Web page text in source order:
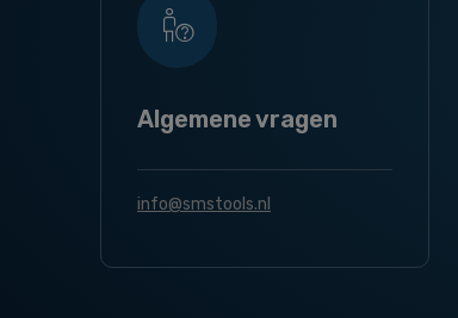
Algemene vragen
info@smstools.nl